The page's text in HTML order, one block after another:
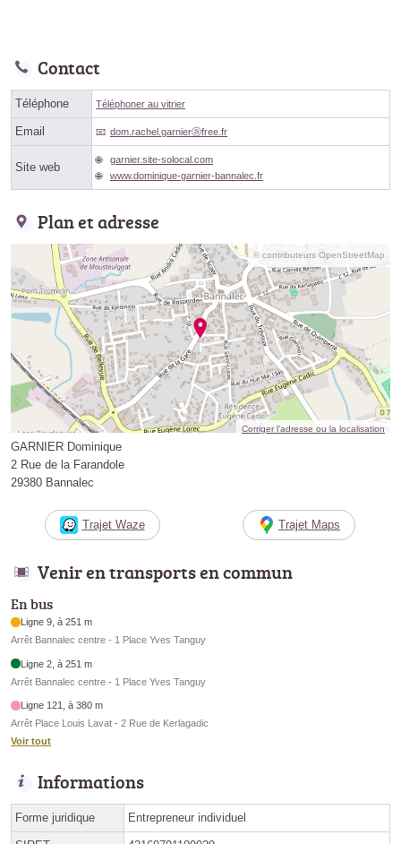
Contact
Téléphone Téléphoner au vitrier
Email dom.rachel.garnierⓐfree.fr
Site web
garnier.site-solocal.com
www.dominique-garnier-bannalec.fr
Plan et adresse
© contributeurs OpenStreetMap
Corriger l’adresse ou la localisation
GARNIER Dominique
2 Rue de la Farandole
29380 Bannalec
Trajet Waze Trajet Maps
Venir en transports en commun
En bus
Ligne 9, à 251 m
Arrêt Bannalec centre - 1 Place Yves Tanguy
Ligne 2, à 251 m
Arrêt Bannalec centre - 1 Place Yves Tanguy
Ligne 121, à 380 m
Arrêt Place Louis Lavat - 2 Rue de Kerlagadic
Voir tout
Informations
Forme juridique Entrepreneur individuel